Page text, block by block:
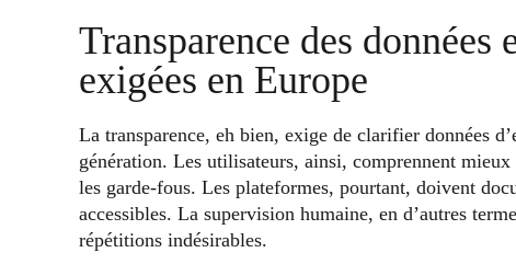
Transparence des
exigées en Europe
La transparence, eh bien, exige de clarifier données
génération. Les utilisateurs, ainsi, comprennent
les garde-fous. Les plateformes, pourtant, doivent
accessibles. La supervision humaine, en d’autres
répétitions indésirables.